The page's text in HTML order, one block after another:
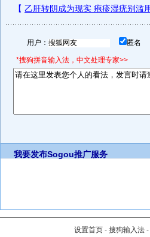
用户： 匿名
*搜狗拼音输入法，中文处理专家>>
我要发布Sogou推广服务
设置首页 - 搜狗输入法 -